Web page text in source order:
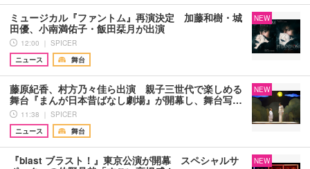
ミュージカル『ファントム』再演決定 加藤和樹・城
田優、小南満佑子・飯田栞月が出演
12:00 ｜ SPICER
ニュース
舞台
NEW
藤原紀香、村方乃々佳ら出演 親子三世代で楽しめる
舞台『まんが日本昔ばなし劇場』が開幕し、舞台写…
11:38 ｜ SPICER
ニュース
舞台
NEW
『blast ブラスト！』東京公演が開幕 スペシャルサ
NEW